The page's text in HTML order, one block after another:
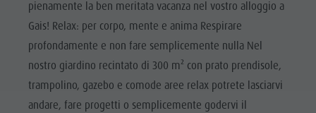
pienamente la ben meritata vacanza nel vostro alloggio a
Gais! Relax: per corpo, mente e anima Respirare
profondamente e non fare semplicemente nulla Nel
nostro giardino recintato di 300 m² con prato prendisole,
trampolino, gazebo e comode aree relax potrete lasciarvi
andare, fare progetti o semplicemente godervi il